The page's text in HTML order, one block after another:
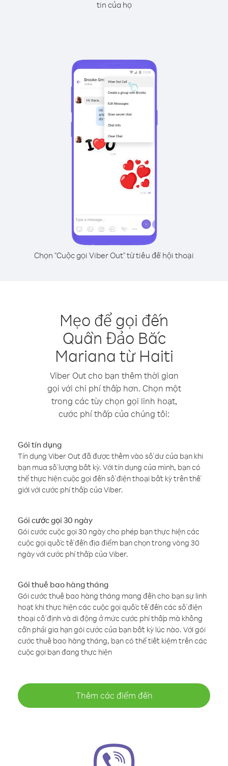
tin của họ
Chọn "Cuộc gọi Viber Out" từ tiêu đề hội thoại
Mẹo để gọi đến
Quần Đảo Bắc
Mariana từ Haiti
Viber Out cho bạn thêm thời gian
gọi với chi phí thấp hơn. Chọn một
trong các tùy chọn gọi linh hoạt,
cước phí thấp của chúng tôi:
Gói tín dụng
Tín dụng Viber Out đã được thêm vào số dư của bạn khi
bạn mua số lượng bất kỳ. Với tín dụng của mình, bạn có
thể thực hiện cuộc gọi đến số điện thoại bất kỳ trên thế
giới với cước phí thấp của Viber.
Gói cước gọi 30 ngày
Gói cước cuộc gọi 30 ngày cho phép bạn thực hiện các
cuộc gọi quốc tế đến địa điểm bạn chọn trong vòng 30
ngày với cước phí thấp của Viber.
Gói thuê bao hàng tháng
Gói cước thuê bao hàng tháng mang đến cho bạn sự linh
hoạt khi thực hiện các cuộc gọi quốc tế đến các số điện
thoại cố định và di động ở mức cước phí thấp mà không
cần phải gia hạn gói cước của bạn bất kỳ lúc nào. Với gói
cước thuê bao hàng tháng, bạn có thể tiết kiệm trên các
cuộc gọi bạn đang thực hiện
Thêm các điểm đến